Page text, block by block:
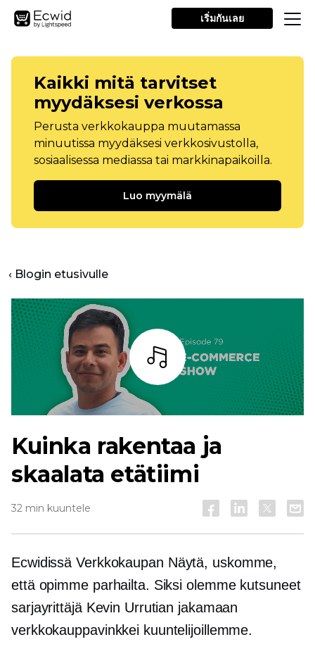
เริ่มกันเลย
Kaikki mitä tarvitset
myydäksesi verkossa
Perusta verkkokauppa muutamassa
minuutissa myydäksesi verkkosivustolla,
sosiaalisessa mediassa tai markkinapaikoilla.
Luo myymälä
‹ Blogin etusivulle
Kuuntele
Kuinka rakentaa ja
skaalata etätiimi
32 min kuuntele
EcwidissäVerkkokaupan Näytä, uskomme,
että opimme parhailta. Siksi olemme kutsuneet
sarjayrittäjä Kevin Urrutian jakamaan
verkkokauppavinkkei kuuntelijoillemme.